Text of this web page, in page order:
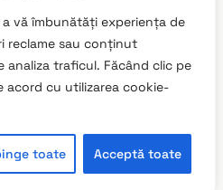
vă îmbunătăți experiența de
reclame sau conținut
analiza traficul. Făcând clic pe
acord cu utilizarea cookie-
toate Acceptă toate